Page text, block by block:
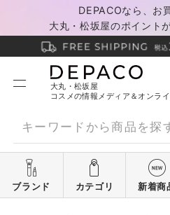
DEPACOなら、お
大丸・松坂屋のポイント
大丸・松坂屋
コスメの情報メディア＆オンラ
ブランド カテゴリ 新着商